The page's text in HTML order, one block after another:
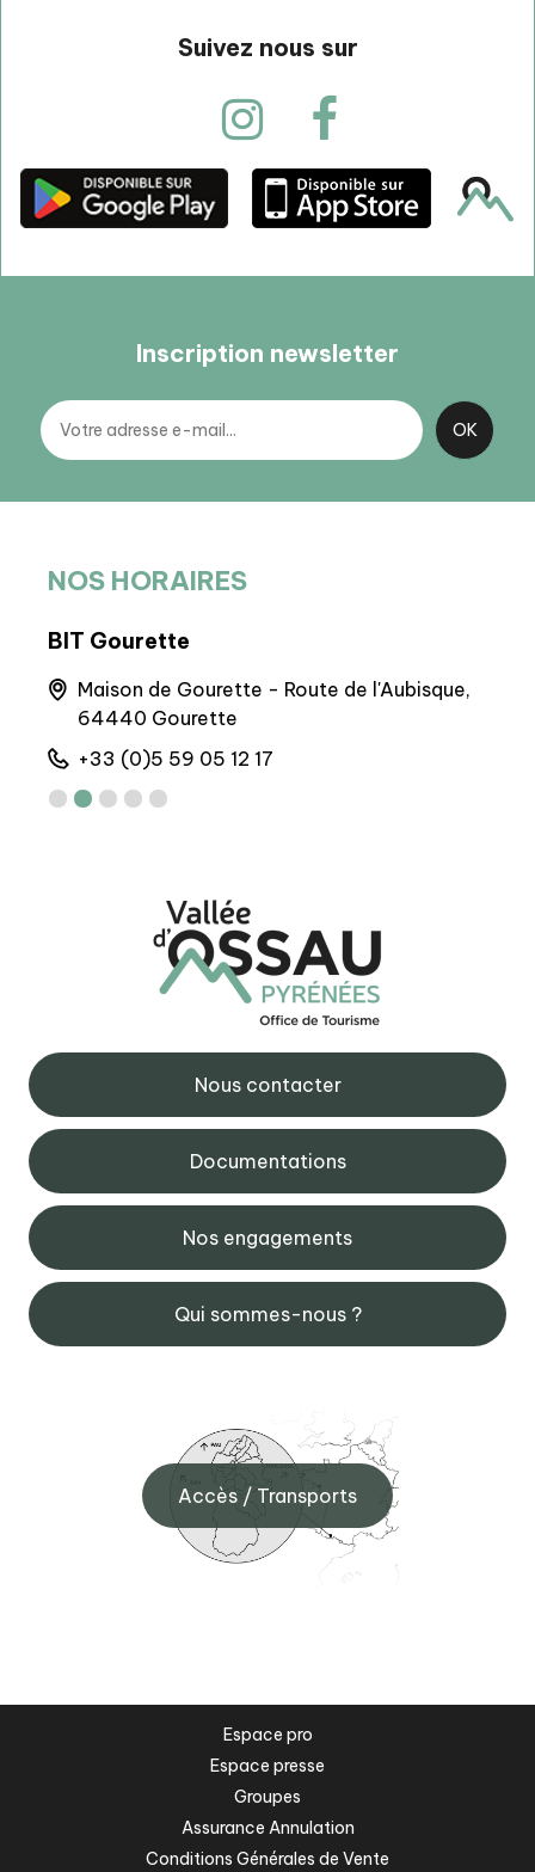
Suivez nous sur
Inscription newsletter
NOS HORAIRES
BIT Gourette
Maison de Gourette - Route de l'Aubisque,
64440 Gourette
+33 (0)5 59 05 12 17
Nous contacter
Documentations
Nos engagements
Qui sommes-nous ?
Accès / Transports
Espace pro
Espace presse
Groupes
Assurance Annulation
Conditions Générales de Vente